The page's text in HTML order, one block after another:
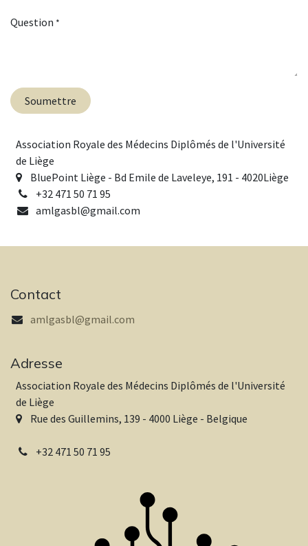
Question *
Soumettre
Association Royale des Médecins Diplômés de l'Université
de Liège
BluePoint Liège - Bd Emile de Laveleye, 191 - 4020Liège
+32 471 50 71 95
amlgasbl@gmail.com
Contact
amlgasbl@gmail.com
Adresse
Association Royale des Médecins Diplômés de l'Université
de Liège
Rue des Guillemins, 139 - 4000 Liège - Belgique
+32 471 50 71 95